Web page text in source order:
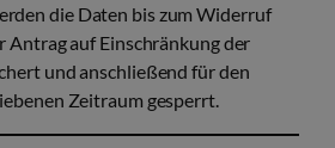
die Daten bis zum Widerruf
Antrag auf Einschränkung der
und anschließend für den
Zeitraum gesperrt.